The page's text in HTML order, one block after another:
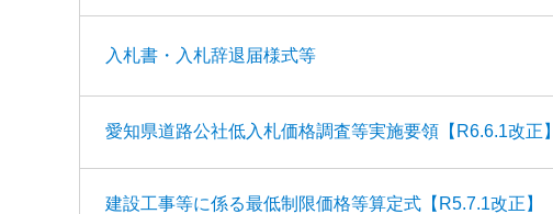
入札書・入札辞退届様式等
愛知県道路公社低入札価格調査等実施要領【R6.6.1改正】
建設工事等に係る最低制限価格等算定式【R5.7.1改正】